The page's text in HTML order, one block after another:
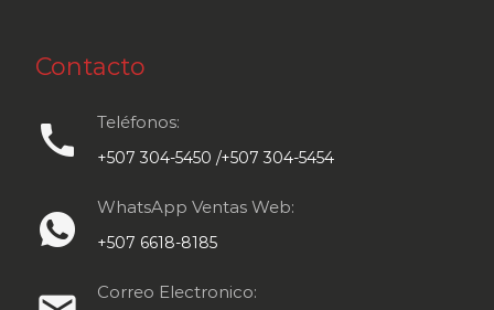
Contacto
call Teléfonos:
+507 304-5450 /+507 304-5454
WhatsApp Ventas Web:
+507 6618-8185
Correo Electronico: